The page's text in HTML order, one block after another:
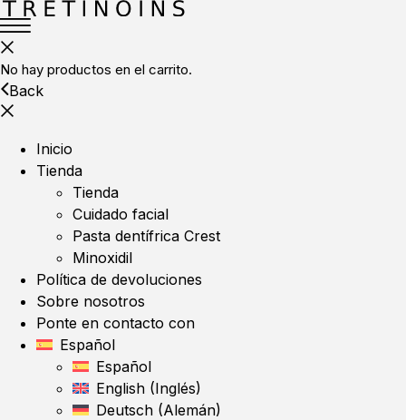
No hay productos en el carrito.
Back
Inicio
Tienda
Tienda
Cuidado facial
Pasta dentífrica Crest
Minoxidil
Política de devoluciones
Sobre nosotros
Ponte en contacto con
Español
Español
English (Inglés)
Deutsch (Alemán)